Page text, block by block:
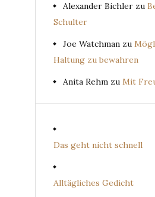
Alexander Bichler zu
Schulter
Joe Watchman zu
Haltung zu bewahren
Anita Rehm zu Mit
Das geht nicht schnell
Alltägliches Gedicht